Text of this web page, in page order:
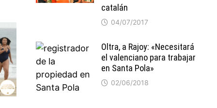
catalán
04/07/2017
Oltra, a Rajoy: «Necesitará
el valenciano para trabajar
en Santa Pola»
02/06/2018